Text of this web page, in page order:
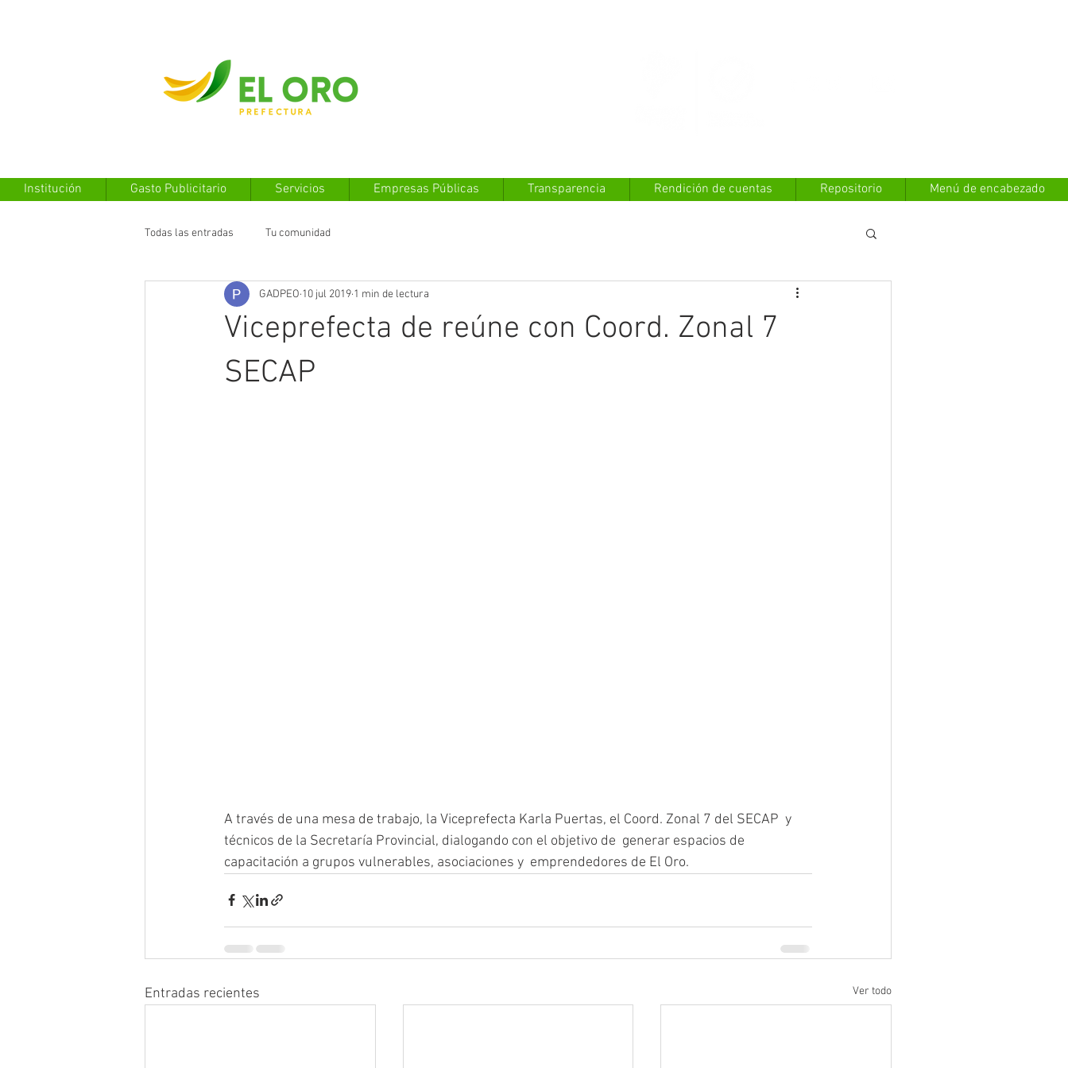
Institución Gasto Publicitario Servicios Empresas Públicas Transparencia Rendición de cuentas Repositorio Menú de encabezado
Todas las entradas Tu comunidad
Viceprefecta de reúne con Coord. Zonal 7
SECAP
GADPEO 10 jul 2019 1 min de lectura
A través de una mesa de trabajo, la Viceprefecta Karla Puertas, el Coord. Zonal 7 del SECAP  y
técnicos de la Secretaría Provincial, dialogando con el objetivo de  generar espacios de
capacitación a grupos vulnerables, asociaciones y  emprendedores de El Oro.
Entradas recientes Ver todo